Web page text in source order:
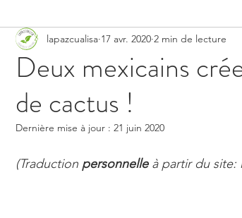
Deux mexicains
de cactus !
lapazcualisa 17 avr. 2020 2 min de lecture
Dernière mise à jour : 21 juin 2020
(Traduction personnelle à partir du site: